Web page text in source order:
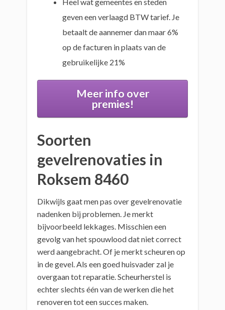
geven een verlaagd BTW tarief. Je
betaalt de aannemer dan maar 6%
op de facturen in plaats van de
gebruikelijke 21%
Meer info over
premies!
Soorten
gevelrenovaties in
Roksem 8460
Dikwijls gaat men pas over gevelrenovatie
nadenken bij problemen. Je merkt
bijvoorbeeld lekkages. Misschien een
gevolg van het spouwlood dat niet correct
werd aangebracht. Of je merkt scheuren op
in de gevel. Als een goed huisvader zal je
overgaan tot reparatie. Scheurherstel is
echter slechts één van de werken die het
renoveren tot een succes maken.